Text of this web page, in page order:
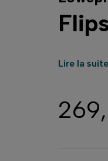
Lire la suite